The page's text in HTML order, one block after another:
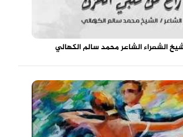
الشعراء الشاعر محمد سالم الكهالي